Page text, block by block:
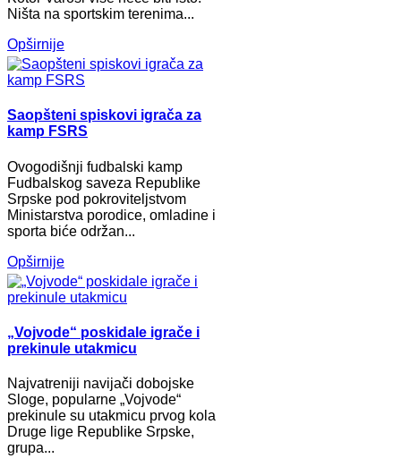
Ništa na sportskim terenima...
Opširnije
Saopšteni spiskovi igrača za
kamp FSRS
Ovogodišnji fudbalski kamp
Fudbalskog saveza Republike
Srpske pod pokroviteljstvom
Ministarstva porodice, omladine i
sporta biće održan...
Opširnije
„Vojvode“ poskidale igrače i
prekinule utakmicu
Najvatreniji navijači dobojske
Sloge, popularne „Vojvode“
prekinule su utakmicu prvog kola
Druge lige Republike Srpske,
grupa...